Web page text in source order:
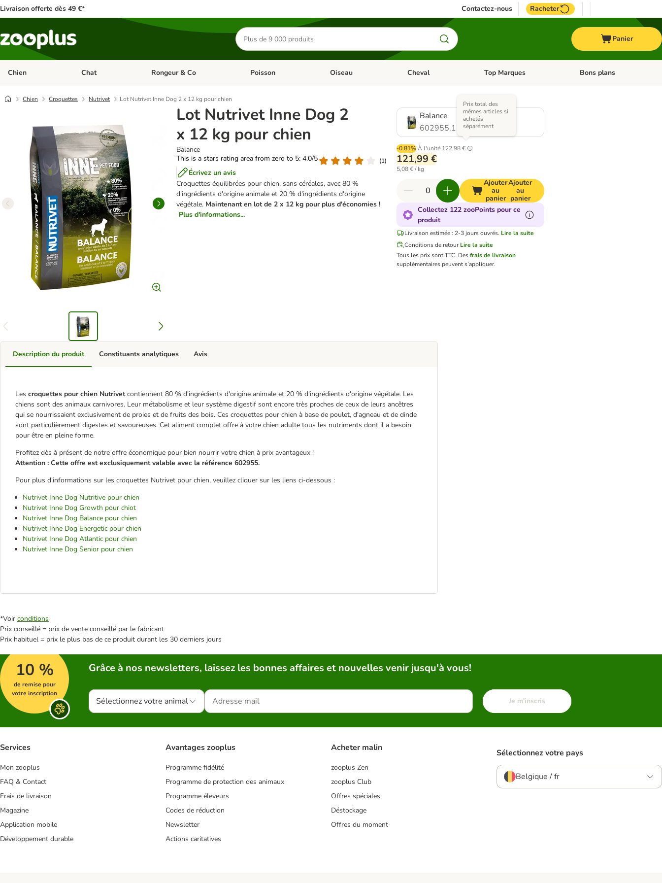
Livraison offerte dès 49 €* Contactez-nous Racheter
Rechercher
des
produits
Panier
Chien Dérouler les catégories: Chien
Chat Dérouler les catégories: Chat
Rongeur & Co Dérouler les catégories: Rongeur & Co
Poisson Dérouler les catégories: Poisson
Oiseau Dérouler les catégories: Oiseau
Cheval Dérouler les catégories: Cheval
Top Marques Dérouler les catégories: Top
Bons plans
Chien Croquettes Nutrivet Lot Nutrivet Inne Dog 2 x 12 kg pour chien
Lot Nutrivet Inne Dog 2
x 12 kg pour chien
Balance
This is a stars rating area from zero to 5: 4.0/5
(1)
Écrivez un avis
Croquettes équilibrées pour chien, sans céréales, avec 80 %
d'ingrédients d'origine animale et 20 % d'ingrédients d'origine
végétale. Maintenant en lot de 2 x 12 kg pour plus d'économies !
Plus d'informations...
Balance
602955.11
-0.81%À l'unité 122,98 €
Prix total des
mêmes articles si
achetés
séparément
121,99 €
5,08 € / kg
Ajouter
au
panier
Ajouter
au
panier
Collectez 122 zooPoints pour ce
produit
Livraison estimée : 2-3 jours ouvrés. Lire la suite
Conditions de retour Lire la suite
Tous les prix sont TTC. Desfrais de livraison
supplémentaires peuvent s’appliquer.
Description du produit
Les croquettes pour chien Nutrivetcontiennent 80 % d'ingrédients d'origine animale et 20 % d'ingrédients d'origine végétale. Les
chiens sont des animaux carnivores. Leur métabolisme et leur système digestif sont encore très proches de ceux de leurs ancêtres
qui se nourrissaient exclusivement de proies et de fruits des bois. Ces croquettes pour chien à base de poulet, d'agneau et de dinde
sont particulièrement digestes et savoureuses. Cet aliment complet offre à votre chien adulte tous les nutriments dont il a besoin
pour être en pleine forme.
Profitez dès à présent de notre offre économique pour bien nourrir votre chien à prix avantageux !
Attention : Cette offre est exclusiquement valable avec la référence 602955.
Pour plus d'informations sur les croquettes Nutrivet pour chien, veuillez cliquer sur les liens ci-dessous :
Nutrivet Inne Dog Nutritive pour chien
Nutrivet Inne Dog Growth pour chiot
Nutrivet Inne Dog Balance pour chien
Nutrivet Inne Dog Energetic pour chien
Nutrivet Inne Dog Atlantic pour chien
Nutrivet Inne Dog Senior pour chien
Constituants analytiques Avis
*Voir conditions
Prix conseillé = prix de vente conseillé par le fabricant
Prix habituel = prix le plus bas de ce produit durant les 30 derniers jours
10 %
de remise pour
votre inscription
Grâce à nos newsletters, laissez les bonnes affaires et nouvelles venir jusqu'à vous!
Sélectionnez votre animal Je m'inscris
Services
Mon zooplus
FAQ & Contact
Frais de livraison
Magazine
Application mobile
Développement durable
Avantages zooplus
Programme fidélité
Programme de protection des animaux
Programme éleveurs
Codes de réduction
Newsletter
Actions caritatives
Acheter malin
zooplus Zen
zooplus Club
Offres spéciales
Déstockage
Offres du moment
Sélectionnez votre pays
Belgique / fr